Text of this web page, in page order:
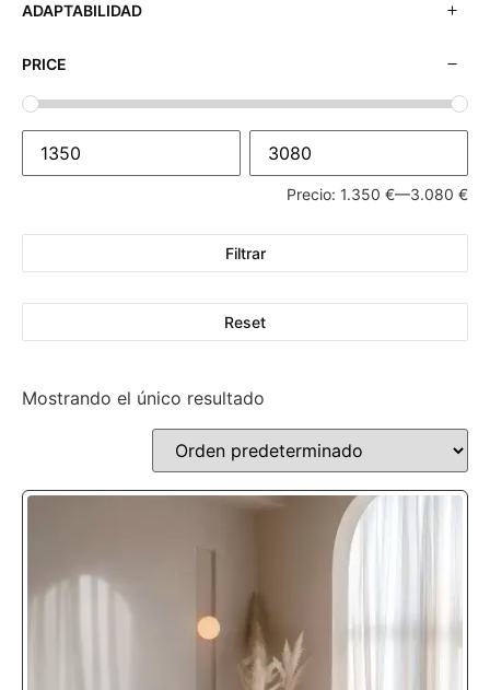
ADAPTABILIDAD
PRICE
Precio: 1.350 €—3.080 €
Filtrar
Reset
Mostrando el único resultado